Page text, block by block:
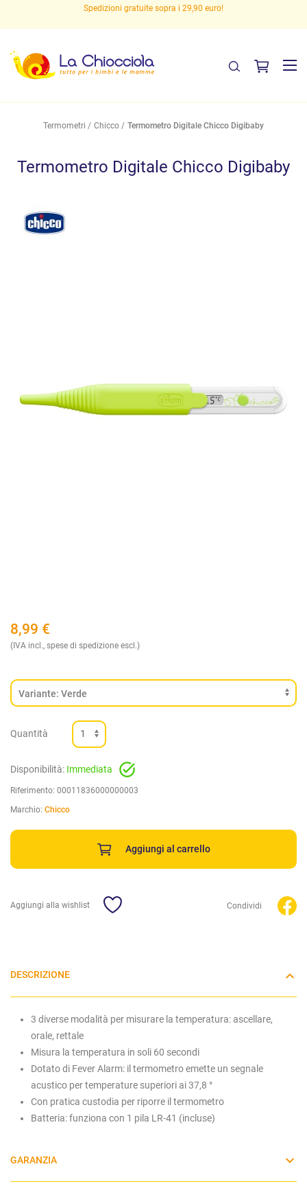
Spedizioni gratuite sopra i 29,90 euro!
Termometri Chicco Termometro Digitale Chicco Digibaby
Termometro Digitale Chicco Digibaby
8,99 €
(IVA incl., spese di spedizione escl.)
Quantità
Disponibilità: Immediata
Riferimento: 00011836000000003
Marchio: Chicco
Aggiungi al carrello
Aggiungi alla wishlist Condividi
DESCRIZIONE
3 diverse modalità per misurare la temperatura:ascellare,
orale, rettale
Misura la temperatura in soli 60 secondi
Dotato di Fever Alarm: il termometro emette un segnale
acustico per temperature superiori ai 37,8 °
Con pratica custodia per riporre il termometro
Batteria: funziona con 1 pila LR-41 (incluse)
GARANZIA